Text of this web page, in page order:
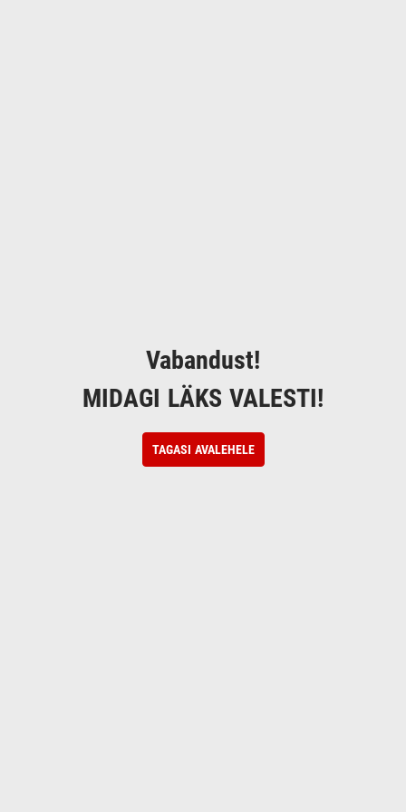
Vabandust!
MIDAGI LÄKS VALESTI!
TAGASI AVALEHELE